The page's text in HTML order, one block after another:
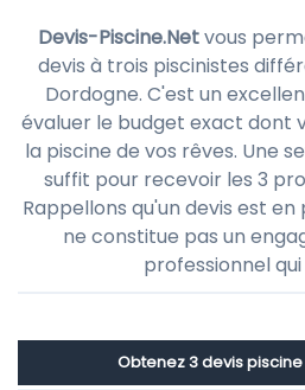
Devis-Piscine.Netvous
devis à trois piscinistes
Dordogne. C'est un
évaluer le budget exact dont
la piscine de vos rêves. Une
suffit pour recevoir les 3
Rappellons qu'un devis est
ne constitue pas un
professionnel
Obtenez 3 devis